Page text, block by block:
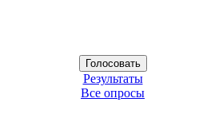
Результаты
Все опросы